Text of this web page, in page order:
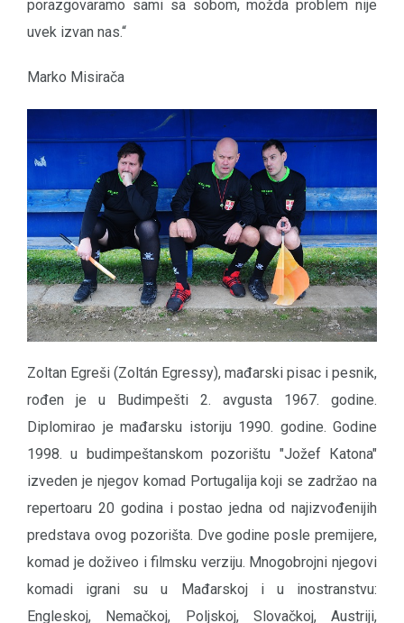
porazgovaramo sami sa sobom, možda problem nije
uvek izvan nas.“
Marko Misirača
Zoltan Egreši (Zoltán Egressy), mađarski pisac i pesnik,
rođen je u Budimpešti 2. avgusta 1967. godine.
Diplomirao je mađarsku istoriju 1990. godine. Godine
1998. u budimpeštanskom pozorištu "Jožef Кatona"
izveden je njegov komad Portugalija koji se zadržao na
repertoaru 20 godina i postao jedna od najizvođenijih
predstava ovog pozorišta. Dve godine posle premijere,
komad je doživeo i filmsku verziju. Mnogobrojni njegovi
komadi igrani su u Mađarskoj i u inostranstvu:
Engleskoj, Nemačkoj, Poljskoj, Slovačkoj, Austriji,